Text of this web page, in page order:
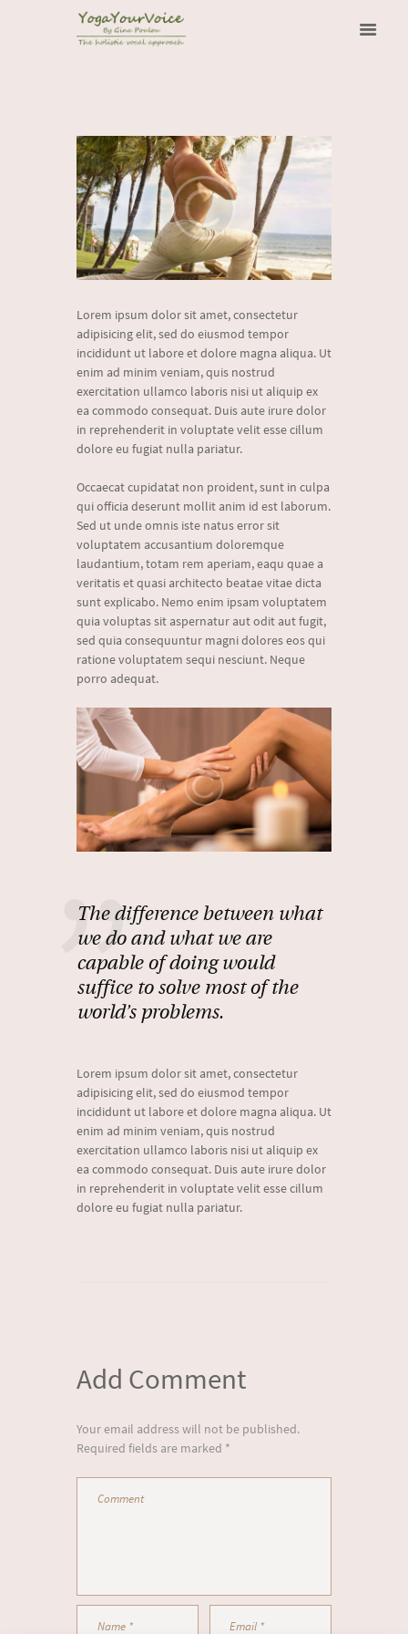
Lorem ipsum dolor sit amet, consectetur
adipisicing elit, sed do eiusmod tempor
incididunt ut labore et dolore magna aliqua. Ut
enim ad minim veniam, quis nostrud
exercitation ullamco laboris nisi ut aliquip ex
ea commodo consequat. Duis aute irure dolor
in reprehenderit in voluptate velit esse cillum
dolore eu fugiat nulla pariatur.
Occaecat cupidatat non proident, sunt in culpa
qui officia deserunt mollit anim id est laborum.
Sed ut unde omnis iste natus error sit
voluptatem accusantium doloremque
laudantium, totam rem aperiam, eaqu quae a
veritatis et quasi architecto beatae vitae dicta
sunt explicabo. Nemo enim ipsam voluptatem
quia voluptas sit aspernatur aut odit aut fugit,
sed quia consequuntur magni dolores eos qui
ratione voluptatem sequi nesciunt. Neque
porro adequat.
The difference between what
we do and what we are
capable of doing would
suffice to solve most of the
world’s problems.
Lorem ipsum dolor sit amet, consectetur
adipisicing elit, sed do eiusmod tempor
incididunt ut labore et dolore magna aliqua. Ut
enim ad minim veniam, quis nostrud
exercitation ullamco laboris nisi ut aliquip ex
ea commodo consequat. Duis aute irure dolor
in reprehenderit in voluptate velit esse cillum
dolore eu fugiat nulla pariatur.
Add Comment
Your email address will not be published.
Required fields are marked *